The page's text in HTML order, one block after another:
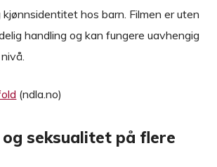
hos barn. Filmen er uten
handling og kan fungere uavhengig
(ndla.no)
seksualitet på flere